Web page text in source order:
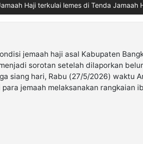
Haji terkulai lemes di Tenda Jamaah
jemaah haji asal Kabupaten
sorotan setelah dilaporkan
siang hari, Rabu (27/5/2026) waktu
jemaah melaksanakan rangkaian